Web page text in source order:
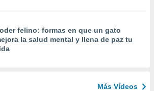
felino: formas en que un gato
la salud mental y llena de paz tu
Más Vídeos